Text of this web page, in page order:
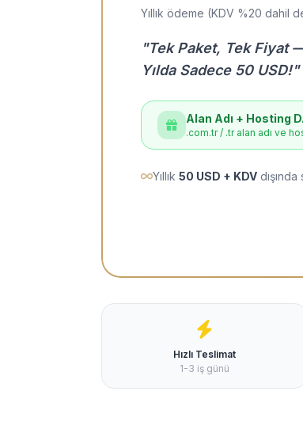
Yıllık ödeme (KDV %20 dahil
"Tek Paket, Tek Fiyat
Yılda Sadece 50 USD!"
Alan Adı + Hosting
.com.tr / .tr alan adı ve
Yıllık 50 USD + KDV
Hızlı Teslimat
1-3 iş günü